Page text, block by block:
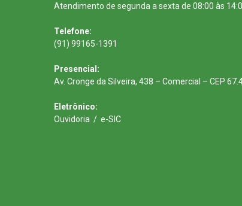
Atendimento de segunda a sexta de 08:00 às
Telefone:
(91) 99165-1391
Presencial:
Av. Cronge da Silveira, 438 – Comercial – CEP
Eletrônico:
Ouvidoria / e-SIC